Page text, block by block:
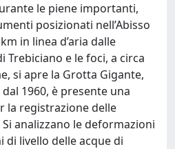
le piene importanti,
posizionati nell’Abisso
in linea d’aria dalle
Trebiciano e le foci, a circa
si apre la Grotta Gigante,
1960, è presente una
la registrazione delle
analizzano le deformazioni
di livello delle acque di